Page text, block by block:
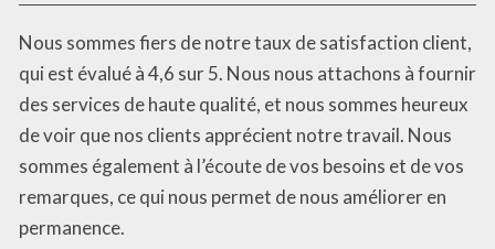
Nous sommes fiers de notre taux de satisfaction client,
qui est évalué à 4,6 sur 5. Nous nous attachons à fournir
des services de haute qualité, et nous sommes heureux
de voir que nos clients apprécient notre travail. Nous
sommes également à l’écoute de vos besoins et de vos
remarques, ce qui nous permet de nous améliorer en
permanence.